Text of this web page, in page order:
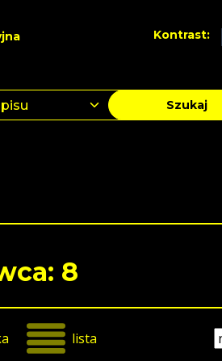
Kontrast:
Szukaj
8
lista